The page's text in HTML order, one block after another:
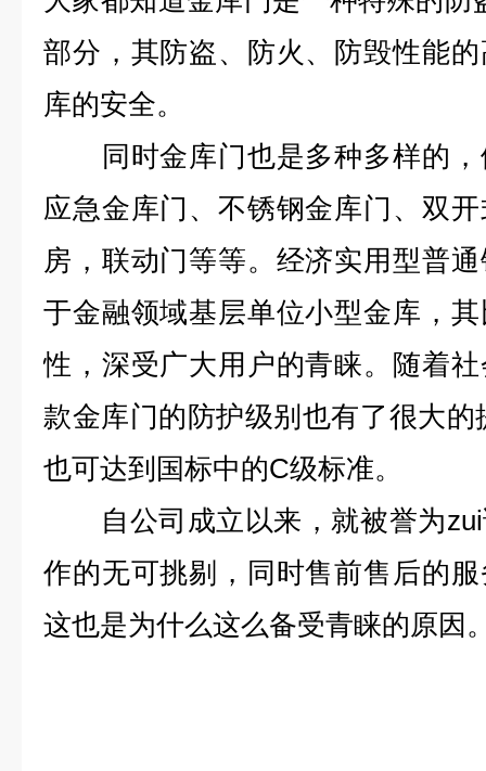
部分，其防盗、防火、防毁性能
库的安全。
同时金库门也是多种多样的，
应急金库门、不锈钢金库门、双
房，联动门等等。经济实用型普
于金融领域基层单位小型金库，
性，深受广大用户的青睐。随着
款金库门的防护级别也有了很大
也可达到国标中的C级标准。
自公司成立以来，就被誉为zui
作的无可挑剔，同时售前售后的
这也是为什么这么备受青睐的原因